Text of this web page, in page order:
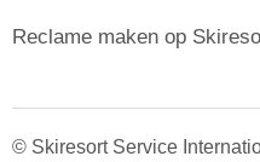
Reclame maken op
© Skiresort Service